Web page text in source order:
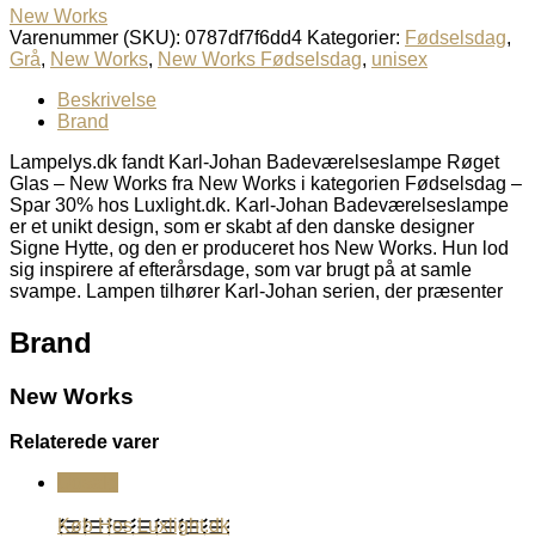
New Works
Varenummer (SKU): 0787df7f6dd4 Kategorier: Fødselsdag,
Grå, New Works, New Works Fødselsdag, unisex
Beskrivelse
Brand
Lampelys.dk fandt Karl-Johan Badeværelseslampe Røget
Glas – New Works fra New Works i kategorien Fødselsdag –
Spar 30% hos Luxlight.dk. Karl-Johan Badeværelseslampe
er et unikt design, som er skabt af den danske designer
Signe Hytte, og den er produceret hos New Works. Hun lod
sig inspirere af efterårsdage, som var brugt på at samle
svampe. Lampen tilhører Karl-Johan serien, der præsenter
Brand
New Works
Relaterede varer
Køb Hos Luxlight.dk